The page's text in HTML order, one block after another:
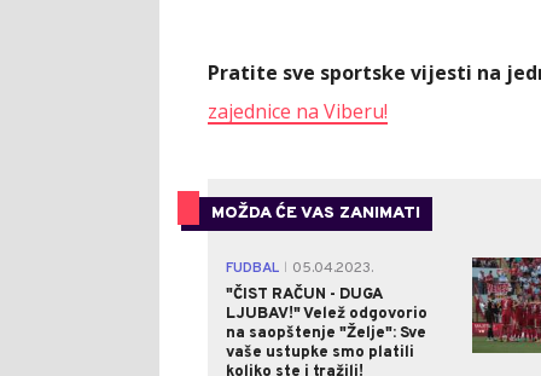
Pratite sve sportske vijesti na
zajednice na Viberu!
MOŽDA ĆE VAS ZANIMATI
FUDBAL
05.04.2023.
"ČIST RAČUN - DUGA
LJUBAV!" Velež odgovorio
na saopštenje "Želje": Sve
vaše ustupke smo platili